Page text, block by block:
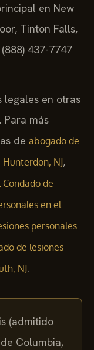
en New
Tinton Falls,
437-7747
legales en otras
Para más
de abogado de
NJ,
de
en el
personales
de lesiones
NJ.
(admitido
Columbia,